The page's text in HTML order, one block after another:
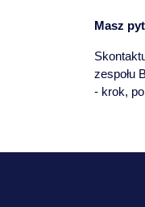
Masz
zespołu
- krok,